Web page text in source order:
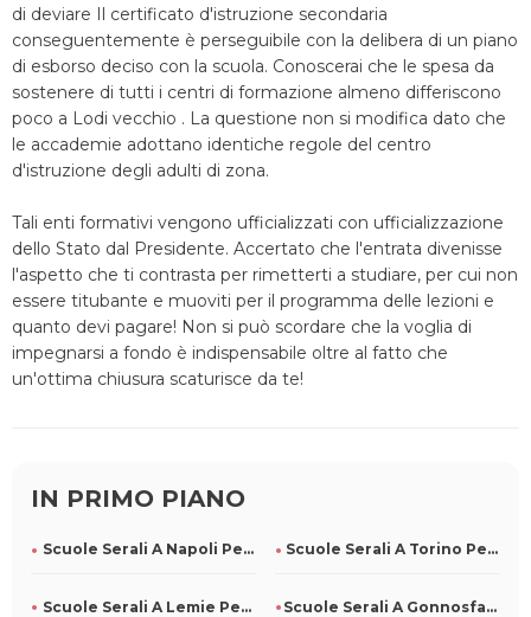
di deviare Il certificato d'istruzione secondaria
conseguentemente è perseguibile con la delibera di un piano
di esborso deciso con la scuola. Conoscerai che le spesa da
sostenere di tutti i centri di formazione almeno differiscono
poco a Lodi vecchio . La questione non si modifica dato che
le accademie adottano identiche regole del centro
d'istruzione degli adulti di zona.
Tali enti formativi vengono ufficializzati con ufficializzazione
dello Stato dal Presidente. Accertato che l'entrata divenisse
l'aspetto che ti contrasta per rimetterti a studiare, per cui non
essere titubante e muoviti per il programma delle lezioni e
quanto devi pagare! Non si può scordare che la voglia di
impegnarsi a fondo è indispensabile oltre al fatto che
un'ottima chiusura scaturisce da te!
IN PRIMO PIANO
Scuole Serali A Napoli Per Tutti Scuole Serali A Torino Per Tutti
Scuole Serali A Lemie Per Tutti Scuole Serali A Gonnosfanadiga Per Tutti